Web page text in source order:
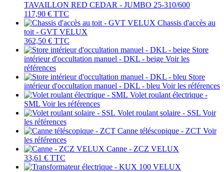
TAVAILLON RED CEDAR - JUMBO 25-310/600
117,90 € TTC
Chassis d'accès au
toit - GVT VELUX
362,50 € TTC
Store
intérieur d'occultation manuel - DKL - beige Voir les
références
Store
intérieur d'occultation manuel - DKL - bleu Voir les références
Volet roulant électrique -
SML Voir les références
Volet roulant solaire - SSL Voir
les références
Canne téléscopique - ZCT Voir
les références
Canne - ZCZ VELUX
33,61 € TTC